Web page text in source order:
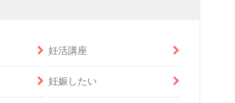
妊活講座
妊娠したい